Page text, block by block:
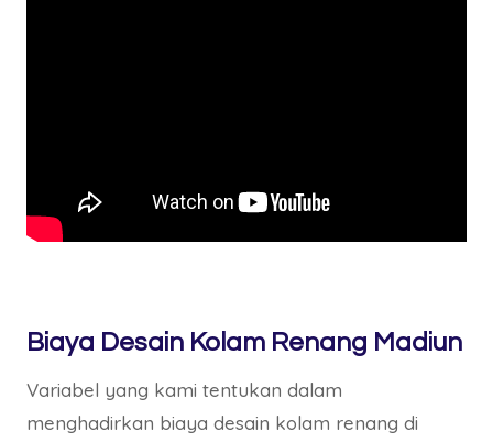
Biaya Desain Kolam Renang Madiun
Variabel yang kami tentukan dalam
menghadirkan biaya desain kolam renang di